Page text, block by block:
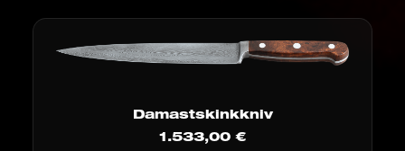
Damastskinkkniv
1.533,00 €